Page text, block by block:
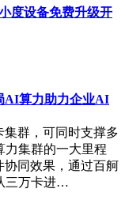
度设备免费升级开
AI算力助力企业AI
群，可同时支撑多
力集群的一大里程
协同效果，通过百舸
三万卡进…